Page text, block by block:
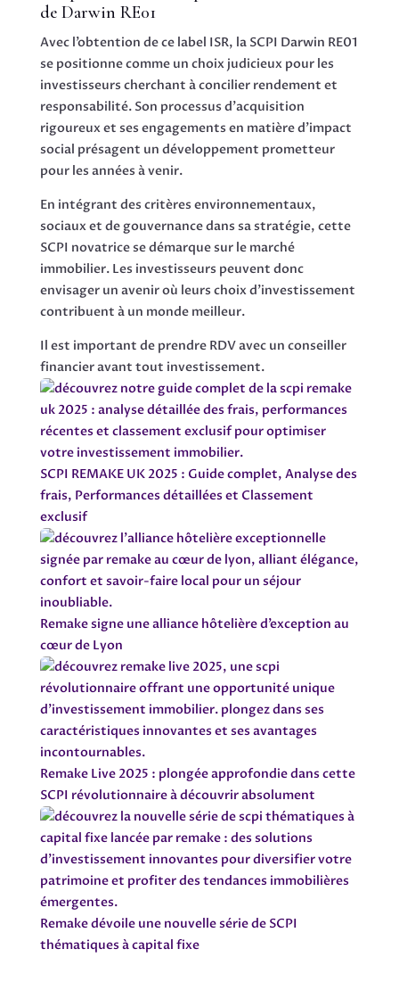
de Darwin RE01
Avec l’obtention de ce label ISR, la SCPI Darwin RE01
se positionne comme un choix judicieux pour les
investisseurs cherchant à concilier rendement et
responsabilité. Son processus d’acquisition
rigoureux et ses engagements en matière d’impact
social présagent un développement prometteur
pour les années à venir.
En intégrant des critères environnementaux,
sociaux et de gouvernance dans sa stratégie, cette
SCPI novatrice se démarque sur le marché
immobilier. Les investisseurs peuvent donc
envisager un avenir où leurs choix d’investissement
contribuent à un monde meilleur.
Il est important de prendre RDV avec un conseiller
financier avant tout investissement.
SCPI REMAKE UK 2025 : Guide complet, Analyse des
frais, Performances détaillées et Classement
exclusif
Remake signe une alliance hôtelière d’exception au
cœur de Lyon
Remake Live 2025 : plongée approfondie dans cette
SCPI révolutionnaire à découvrir absolument
Remake dévoile une nouvelle série de SCPI
thématiques à capital fixe